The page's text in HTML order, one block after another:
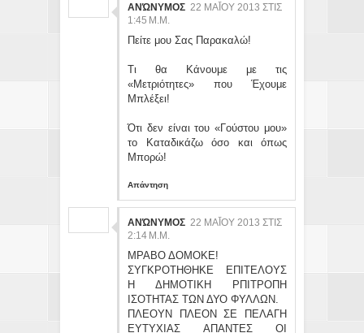
ΑΝΏΝΥΜΟΣ 22 ΜΑΪ́ΟΥ 2013 ΣΤΙΣ 1:
45 Μ.Μ.
Πείτε μου Σας Παρακαλώ!
Τι θα Κάνουμε με τις
«Μετριότητες» που Έχουμε
Μπλέξει!
Ότι δεν είναι του «Γούστου μου»
το Καταδικάζω όσο και όπως
Μπορώ!
Απάντηση
ΑΝΏΝΥΜΟΣ 22 ΜΑΪ́ΟΥ 2013 ΣΤΙΣ 2:
14 Μ.Μ.
ΜΡΑΒΟ ΔΟΜΟΚΕ!
ΣΥΓΚΡΟΤΗΘΗΚΕ ΕΠΙΤΕΛΟΥΣ
Η ΔΗΜΟΤΙΚΗ ΡΠΙΤΡΟΠΗ
ΙΣΟΤΗΤΑΣ ΤΩΝ ΔΥΟ ΦΥΛΛΩΝ.
ΠΛΕΟΥΝ ΠΛΕΟΝ ΣΕ ΠΕΛΑΓΗ
ΕΥΤΥΧΙΑΣ ΑΠΑΝΤΕΣ ΟΙ